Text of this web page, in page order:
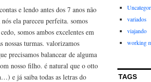
e lendo antes dos 7 anos não
ela pareceu perfeita. somos
somos ambos excelentes em
nossas turmas. valorizamos
precisamos balancear de alguma
nosso filho. é natural que o otto
e já saiba todas as letras do
variados
viajando
working
TAGS